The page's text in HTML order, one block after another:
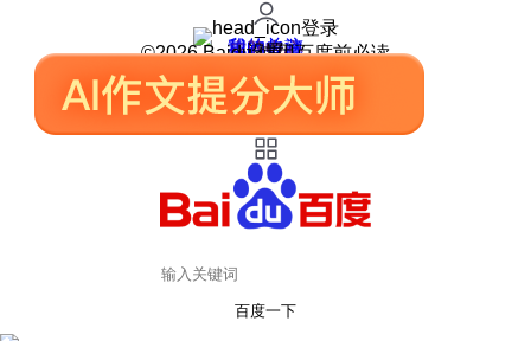
登录
我的关注
我的收藏
皮肤中心
用户反馈
设置
©2026 Baidu 使用百度前必读
百度一下